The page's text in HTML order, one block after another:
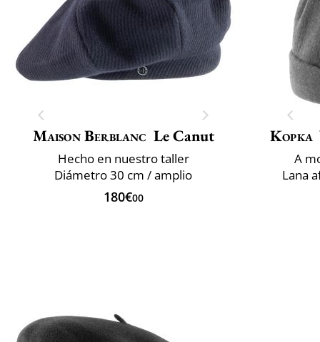
Maison Berblanc Le Canut
Hecho en nuestro taller
Diámetro 30 cm / amplio
180€00
Kopka
A
Lana